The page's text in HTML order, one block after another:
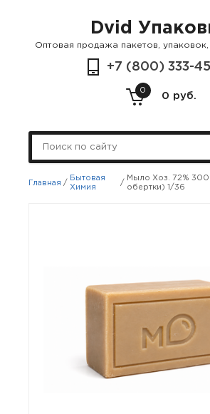
Dvid
Оптовая продажа пакетов,
+7 (800) 333-
0
0 руб.
Главная /
Бытовая
Химия
/
Мыло Хоз. 72%
обертки) 1/36